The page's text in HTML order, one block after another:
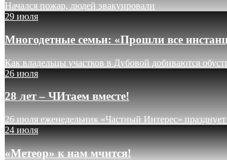
Начался пожар, людей эвакуировали
29 июля
Многодетные семьи: «Прошли все
Как владельцы участков в Дубовой добиваются
26 июля
28 лет – ЧИтаем вместе!
26 июля еженедельник «Частный Интерес» празднует
24 июля
«Метеор» к нам мчится!